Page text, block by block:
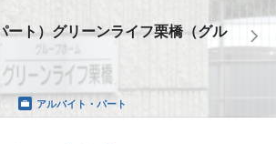
ート）グリーンライフ栗橋（グル
アルバイト・パート